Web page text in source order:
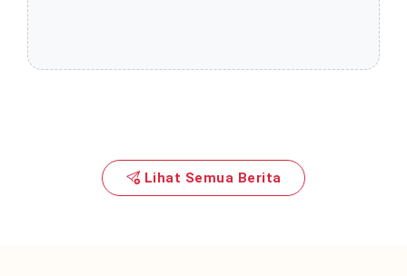
Lihat Semua Berita